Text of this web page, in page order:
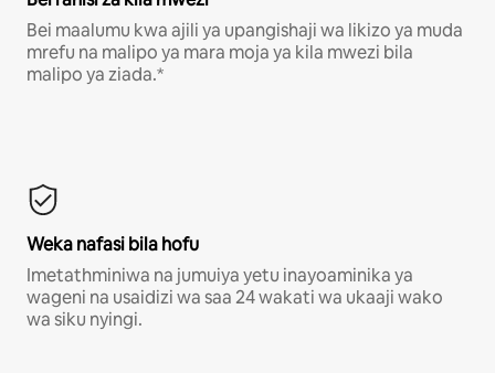
Bei maalumu kwa ajili ya upangishaji wa likizo ya muda
mrefu na malipo ya mara moja ya kila mwezi bila
malipo ya ziada.*
Weka nafasi bila hofu
Imetathminiwa na jumuiya yetu inayoaminika ya
wageni na usaidizi wa saa 24 wakati wa ukaaji wako
wa siku nyingi.